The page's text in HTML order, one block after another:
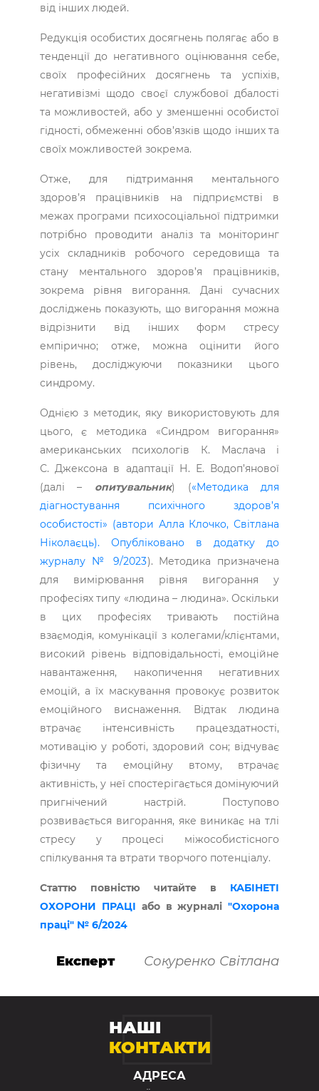
від інших людей.
Редукція особистих досягнень полягає або в
тенденції до негативного оцінювання себе,
своїх професійних досягнень та успіхів,
негативізмі щодо своєї службової дбалості
та можливостей, або у зменшенні особистої
гідності, обмеженні обов’язків щодо інших та
своїх можливостей зокрема.
Отже, для підтримання ментального
здоров’я працівників на підприємстві в
межах програми психосоціальної підтримки
потрібно проводити аналіз та моніторинг
усіх складників робочого середовища та
стану ментального здоров’я працівників,
зокрема рівня вигорання. Дані сучасних
досліджень показують, що вигорання можна
відрізнити від інших форм стресу
емпірично; отже, можна оцінити його
рівень, досліджуючи показники цього
синдрому.
Однією з методик, яку використовують для
цього, є методика «Синдром вигорання»
американських психо­логів К. Маслача і
С. Джексона в адаптації Н. Е. Водо­п’янової
(далі – опитувальник) («Методика для
діагностування психічного здоров’я
особистості» (автори Алла Клочко, Світлана
Ніколаєць). Опубліковано в додатку до
журналу № 9/2023). Методика призначена
для вимірювання рівня вигорання у
професіях типу «людина – людина». Оскільки
в цих професіях тривають постійна
взаємодія, комунікації з колегами/клієнтами,
високий рівень відповідальності, емоційне
навантаження, накопичення негативних
емоцій, а їх маскування провокує розвиток
емоційного виснаження. Відтак людина
втрачає інтенсивність працездатності,
мотивацію у роботі, здоровий сон; відчуває
фізичну та емоційну втому, втрачає
активність, у неї спостерігається домі­нуючий
пригнічений наст­рій. Поступово
розвивається вигорання, яке виникає на тлі
стресу у процесі між­особистісного
спілкування та втрати творчого потенціалу.
Статтю повністю читайте в КАБІНЕТІ
ОХОРОНИ ПРАЦІ або в журналі"Охорона
праці" № 6/2024
Експерт Сокуренко Світлана
НАШІ
КОНТАКТИ
АДРЕСА